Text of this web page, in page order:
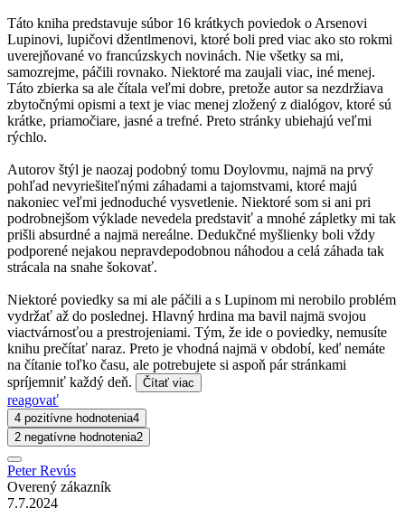
Táto kniha predstavuje súbor 16 krátkych poviedok o Arsenovi
Lupinovi, lupičovi džentlmenovi, ktoré boli pred viac ako sto rokmi
uverejňované vo francúzskych novinách. Nie všetky sa mi,
samozrejme, páčili rovnako. Niektoré ma zaujali viac, iné menej.
Táto zbierka sa ale čítala veľmi dobre, pretože autor sa nezdržiava
zbytočnými opismi a text je viac menej zložený z dialógov, ktoré sú
krátke, priamočiare, jasné a trefné. Preto stránky ubiehajú veľmi
rýchlo.
Autorov štýl je naozaj podobný tomu Doylovmu, najmä na prvý
pohľad nevyriešiteľnými záhadami a tajomstvami, ktoré majú
nakoniec veľmi jednoduché vysvetlenie. Niektoré som si ani pri
podrobnejšom výklade nevedela predstaviť a mnohé zápletky mi tak
prišli absurdné a najmä nereálne. Dedukčné myšlienky boli vždy
podporené nejakou nepravdepodobnou náhodou a celá záhada tak
strácala na snahe šokovať.
Niektoré poviedky sa mi ale páčili a s Lupinom mi nerobilo problém
vydržať až do poslednej. Hlavný hrdina ma bavil najmä svojou
viactvárnosťou a prestrojeniami. Tým, že ide o poviedky, nemusíte
knihu prečítať naraz. Preto je vhodná najmä v období, keď nemáte
na čítanie toľko času, ale potrebujete si aspoň pár stránkami
spríjemniť každý deň.
Čítať viac
reagovať
4 pozitívne hodnotenia4
2 negatívne hodnotenia2
Peter Revús
Overený zákazník
7.7.2024